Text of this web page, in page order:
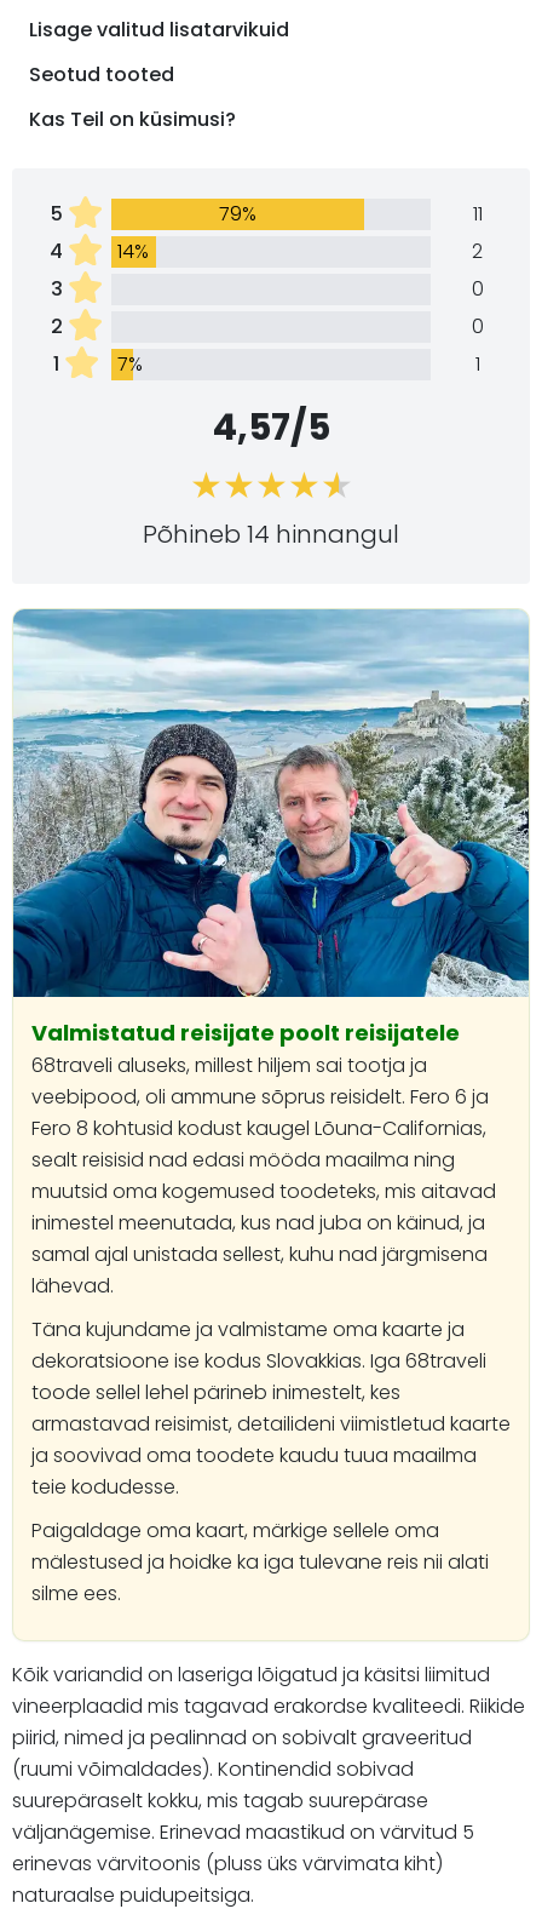
Lisage valitud lisatarvikuid
Seotud tooted
Kas Teil on küsimusi?
5 79%
11
4
14%
2
3
0
2
0
1
7% 1
4,57/5
Põhineb 14 hinnangul
Valmistatud reisijate poolt reisijatele
68traveli aluseks, millest hiljem sai tootja ja
veebipood, oli ammune sõprus reisidelt. Fero 6 ja
Fero 8 kohtusid kodust kaugel Lõuna-Californias,
sealt reisisid nad edasi mööda maailma ning
muutsid oma kogemused toodeteks, mis aitavad
inimestel meenutada, kus nad juba on käinud, ja
samal ajal unistada sellest, kuhu nad järgmisena
lähevad.
Täna kujundame ja valmistame oma kaarte ja
dekoratsioone ise kodus Slovakkias. Iga 68traveli
toode sellel lehel pärineb inimestelt, kes
armastavad reisimist, detailideni viimistletud kaarte
ja soovivad oma toodete kaudu tuua maailma
teie kodudesse.
Paigaldage oma kaart, märkige sellele oma
mälestused ja hoidke ka iga tulevane reis nii alati
silme ees.
Kõik variandid on laseriga lõigatud ja käsitsi liimitud
vineerplaadid mis tagavad erakordse kvaliteedi. Riikide
piirid, nimed ja pealinnad on sobivalt graveeritud
(ruumi võimaldades). Kontinendid sobivad
suurepäraselt kokku, mis tagab suurepärase
väljanägemise. Erinevad maastikud on värvitud 5
erinevas värvitoonis (pluss üks värvimata kiht)
naturaalse puidupeitsiga.